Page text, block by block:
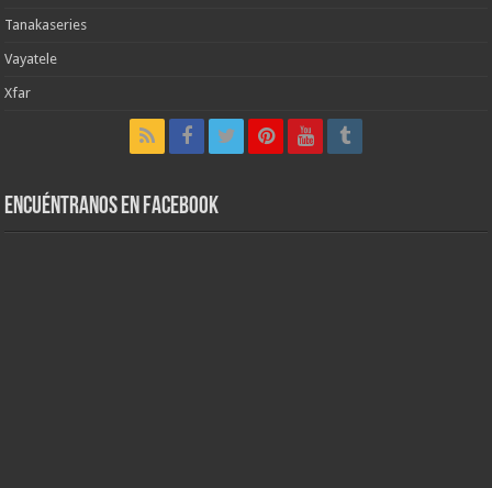
Tanakaseries
Vayatele
Xfar
Encuéntranos en Facebook